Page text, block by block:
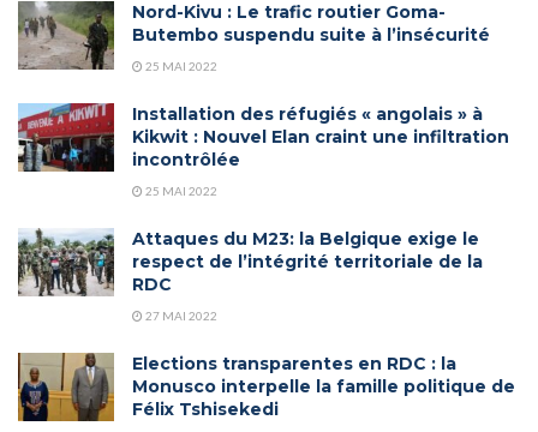
Nord-Kivu : Le trafic routier Goma-
Butembo suspendu suite à l’insécurité
25 MAI 2022
Installation des réfugiés « angolais » à
Kikwit : Nouvel Elan craint une infiltration
incontrôlée
25 MAI 2022
Attaques du M23: la Belgique exige le
respect de l’intégrité territoriale de la
RDC
27 MAI 2022
Elections transparentes en RDC : la
Monusco interpelle la famille politique de
Félix Tshisekedi